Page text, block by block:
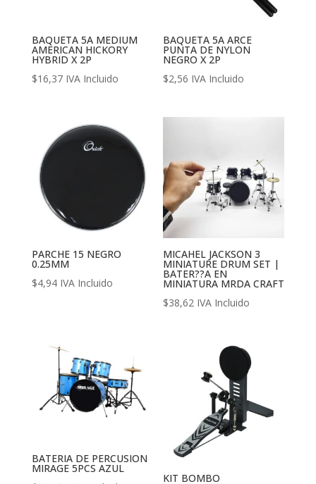
BAQUETA 5A MEDIUM
AMERICAN HICKORY
HYBRID X 2P
$16,37 IVA Incluido
BAQUETA 5A ARCE
PUNTA DE NYLON
NEGRO X 2P
$2,56 IVA Incluido
PARCHE 15 NEGRO
0.25MM
$4,94 IVA Incluido
MICAHEL JACKSON 3
MINIATURE DRUM SET |
BATER??A EN
MINIATURA MRDA CRAFT
$38,62 IVA Incluido
BATERIA DE PERCUSION
MIRAGE 5PCS AZUL
KIT BOMBO